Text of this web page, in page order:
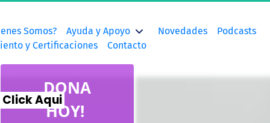
Somos? Ayuda y Apoyo Novedades
Podcasts
y Certificaciones
Contacto
DONA
HOY!
Click Aqui